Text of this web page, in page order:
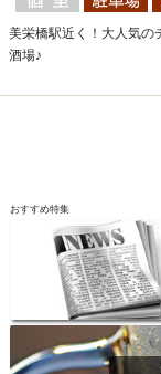
美栄橋駅近く！大人気の
酒場♪
おすすめ特集